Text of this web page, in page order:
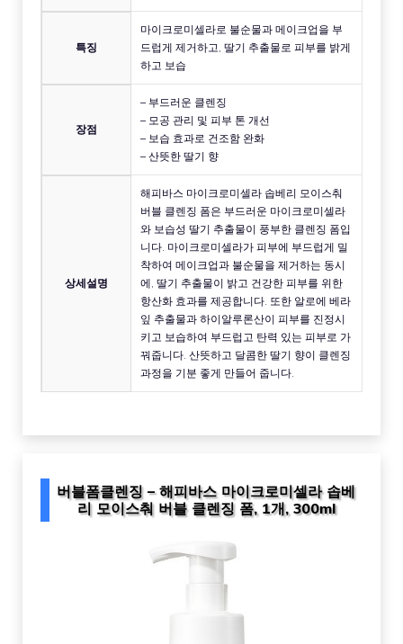
특징
마이크로미셀라로 불순물과 메이크업을 부
드럽게 제거하고, 딸기 추출물로 피부를 밝게
하고 보습
장점
– 부드러운 클렌징
– 모공 관리 및 피부 톤 개선
– 보습 효과로 건조함 완화
– 산뜻한 딸기 향
상세설명
해피바스 마이크로미셀라 솝베리 모이스춰
버블 클렌징 폼은 부드러운 마이크로미셀라
와 보습성 딸기 추출물이 풍부한 클렌징 폼입
니다. 마이크로미셀라가 피부에 부드럽게 밀
착하여 메이크업과 불순물을 제거하는 동시
에, 딸기 추출물이 밝고 건강한 피부를 위한
항산화 효과를 제공합니다. 또한 알로에 베라
잎 추출물과 하이알루론산이 피부를 진정시
키고 보습하여 부드럽고 탄력 있는 피부로 가
꿔줍니다. 산뜻하고 달콤한 딸기 향이 클렌징
과정을 기분 좋게 만들어 줍니다.
버블폼클렌징 – 해피바스 마이크로미셀라 솝베
리 모이스춰 버블 클렌징 폼, 1개, 300ml